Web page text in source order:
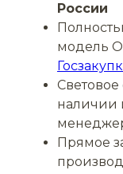
России
модель
наличии
Прямое